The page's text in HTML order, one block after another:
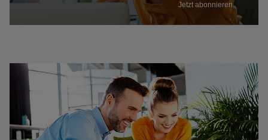
Jetzt abonnieren